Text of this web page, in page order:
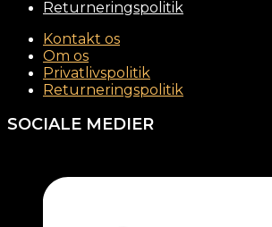
Returneringspolitik
Kontakt os
Om os
Privatlivspolitik
Returneringspolitik
SOCIALE MEDIER